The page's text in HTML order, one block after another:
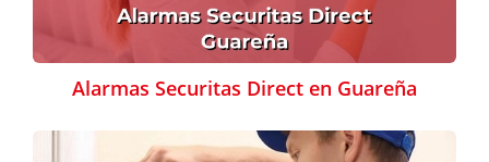
Alarmas Securitas Direct en Guareña